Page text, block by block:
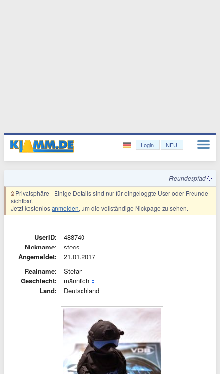
Login NEU
Freundespfad
Privatsphäre - Einige Details sind nur für eingeloggte User oder Freunde
sichtbar.
Jetzt kostenlosanmelden, um die vollständige Nickpage zu sehen.
UserID:
488740
Nickname:
stecs
Angemeldet:
21.01.2017
Realname:
Stefan
Geschlecht:
männlich
Land:
Deutschland